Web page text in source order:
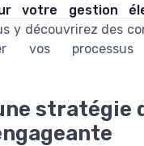
votre gestion
y découvrirez des
vos processus
stratégie